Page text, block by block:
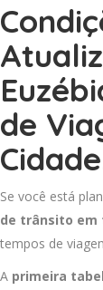
de
Se você está
de trânsito em
tempos de
A primeira